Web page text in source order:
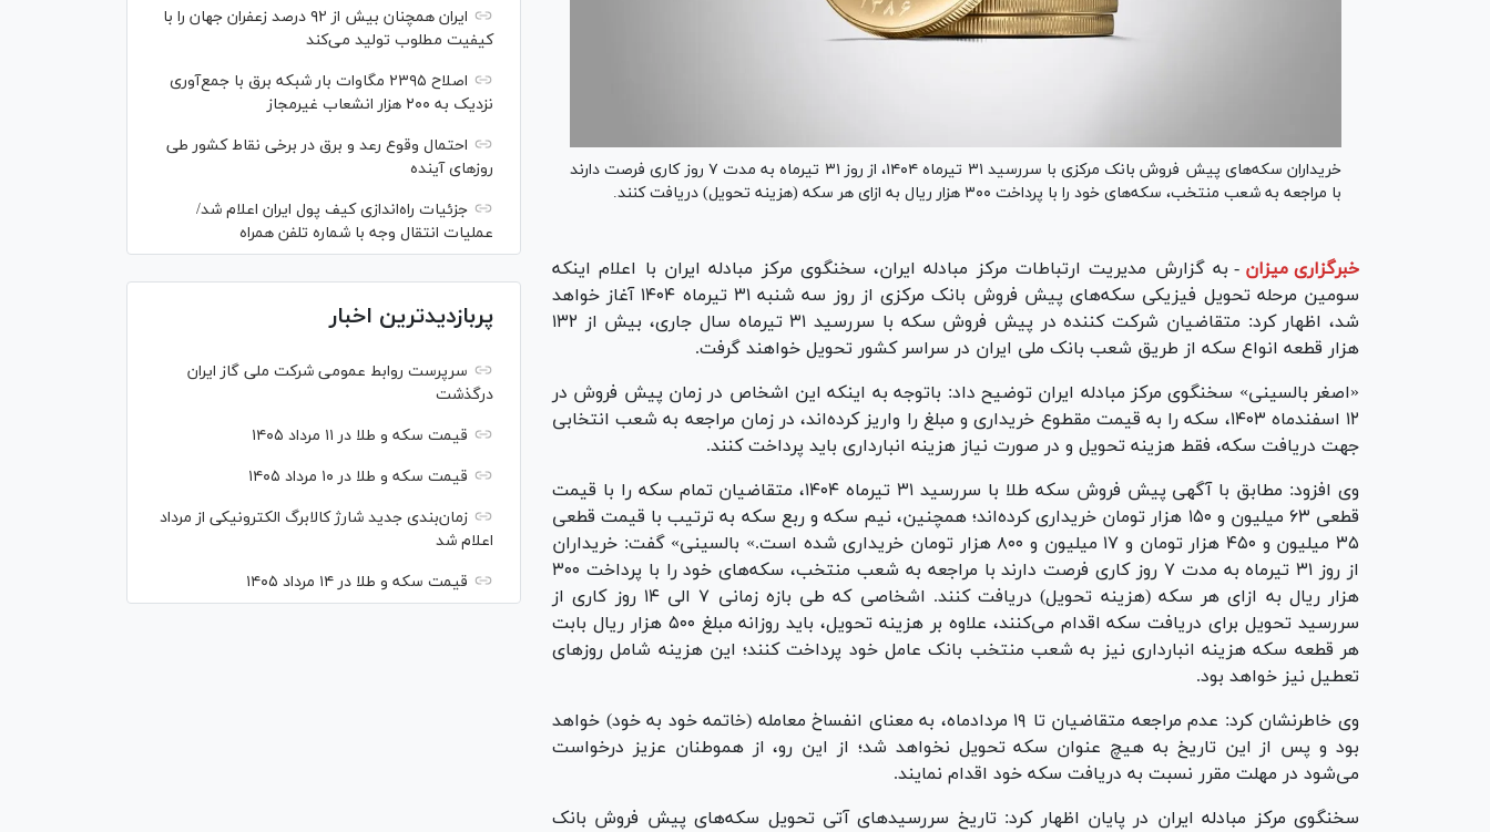
خریداران سکه‌های پیش فروش بانک مرکزی با سررسید ۳۱ تیرماه ۱۴۰۴، از روز ۳۱ تیرماه به مدت ۷ روز کاری فرصت دارند
با مراجعه به شعب منتخب، سکه‌های خود را با پرداخت ۳۰۰ هزار ریال به ازای هر سکه (هزینه تحویل) دریافت کنند.
خبرگزاری میزان - به گزارش مدیریت ارتباطات مرکز مبادله ایران، سخنگوی مرکز مبادله ایران با اعلام اینکه
سومین مرحله تحویل فیزیکی سکه‌های پیش فروش بانک مرکزی از روز سه شنبه ۳۱ تیرماه ۱۴۰۴ آغاز خواهد
شد، اظهار کرد: متقاضیان شرکت کننده در پیش فروش سکه با سررسید ۳۱ تیرماه سال جاری، بیش از ۱۳۲
هزار قطعه انواع سکه از طریق شعب بانک ملی ایران در سراسر کشور تحویل خواهند گرفت.
«اصغر بالسینی» سخنگوی مرکز مبادله ایران توضیح داد: باتوجه به اینکه این اشخاص در زمان پیش فروش در
۱۲ اسفندماه ۱۴۰۳، سکه را به قیمت مقطوع خریداری و مبلغ را واریز کرده‌اند، در زمان مراجعه به شعب انتخابی
جهت دریافت سکه، فقط هزینه تحویل و در صورت نیاز هزینه انبارداری باید پرداخت کنند.
وی افزود: مطابق با آگهی پیش فروش سکه طلا با سررسید ۳۱ تیرماه ۱۴۰۴، متقاضیان تمام سکه را با قیمت
قطعی ۶۳ میلیون و ۱۵۰ هزار تومان خریداری کرده‌اند؛ همچنین، نیم سکه و ربع سکه به ترتیب با قیمت قطعی
۳۵ میلیون و ۴۵۰ هزار تومان و ۱۷ میلیون و ۸۰۰ هزار تومان خریداری شده است.» بالسینی» گفت: خریداران
از روز ۳۱ تیرماه به مدت ۷ روز کاری فرصت دارند با مراجعه به شعب منتخب، سکه‌های خود را با پرداخت ۳۰۰
هزار ریال به ازای هر سکه (هزینه تحویل) دریافت کنند. اشخاصی که طی بازه زمانی ۷ الی ۱۴ روز کاری از
سررسید تحویل برای دریافت سکه اقدام می‌کنند، علاوه بر هزینه تحویل، باید روزانه مبلغ ۵۰۰ هزار ریال بابت
هر قطعه سکه هزینه انبارداری نیز به شعب منتخب بانک عامل خود پرداخت کنند؛ این هزینه شامل روز‌های
تعطیل نیز خواهد بود.
وی خاطرنشان کرد: عدم مراجعه متقاضیان تا ۱۹ مردادماه، به معنای انفساخ معامله (خاتمه خود به خود) خواهد
بود و پس از این تاریخ به هیچ عنوان سکه تحویل نخواهد شد؛ از این رو، از هموطنان عزیز درخواست
می‌شود در مهلت مقرر نسبت به دریافت سکه خود اقدام نمایند.
سخنگوی مرکز مبادله ایران در پایان اظهار کرد: تاریخ سررسید‌های آتی تحویل سکه‌های پیش فروش بانک
ایران همچنان بیش از ۹۲ درصد زعفران جهان را با
کیفیت مطلوب تولید می‌کند
اصلاح ۲۳۹۵ مگاوات بار شبکه برق با جمع‌آوری
نزدیک به ۲۰۰ هزار انشعاب غیرمجاز
احتمال وقوع رعد و برق در برخی نقاط کشور طی
روز‌های آینده
جزئیات راه‌اندازی کیف پول ایران اعلام شد/
عملیات انتقال وجه با شماره تلفن همراه
پربازدیدترین اخبار
سرپرست روابط عمومی شرکت ملی گاز ایران
درگذشت
قیمت سکه و طلا در ۱۱ مرداد ۱۴۰۵
قیمت سکه و طلا در ۱۰ مرداد ۱۴۰۵
زمان‌بندی جدید شارژ کالابرگ الکترونیکی از مرداد
اعلام شد
قیمت سکه و طلا در ۱۴ مرداد ۱۴۰۵